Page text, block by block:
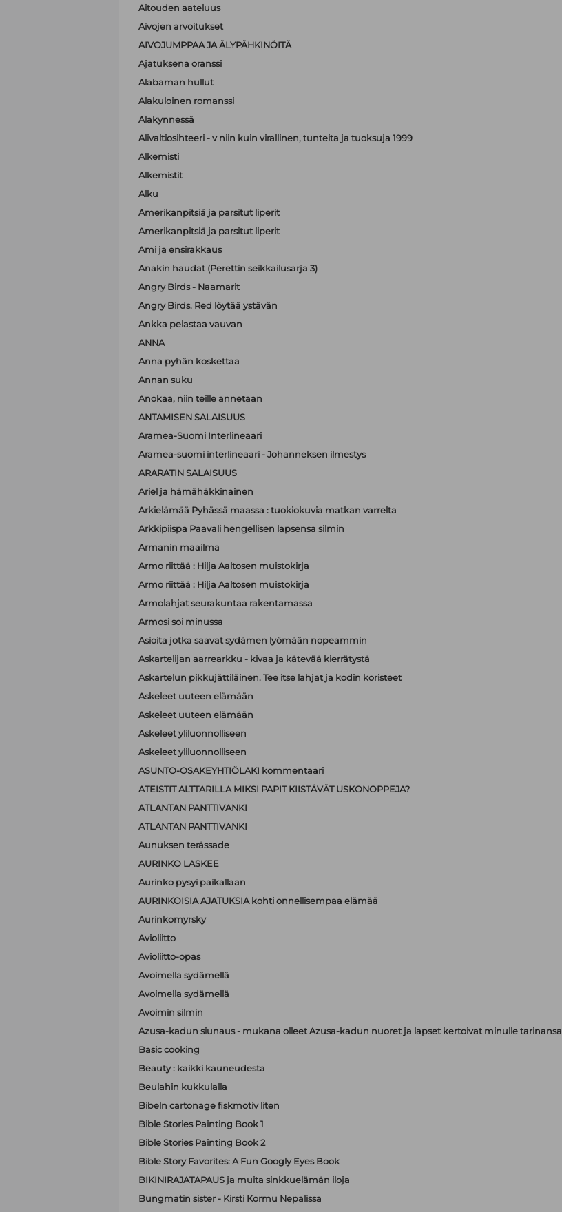
Aitouden aateluus
Aivojen arvoitukset
AIVOJUMPPAA JA ÄLYPÄHKINÖITÄ
Ajatuksena oranssi
Alabaman hullut
Alakuloinen romanssi
Alakynnessä
Alivaltiosihteeri - v niin kuin virallinen, tunteita ja tuoksuja 1999
Alkemisti
Alkemistit
Alku
Amerikanpitsiä ja parsitut liperit
Amerikanpitsiä ja parsitut liperit
Ami ja ensirakkaus
Anakin haudat (Perettin seikkailusarja 3)
Angry Birds - Naamarit
Angry Birds. Red löytää ystävän
Ankka pelastaa vauvan
ANNA
Anna pyhän koskettaa
Annan suku
Anokaa, niin teille annetaan
ANTAMISEN SALAISUUS
Aramea-Suomi Interlineaari
Aramea-suomi interlineaari - Johanneksen ilmestys
ARARATIN SALAISUUS
Ariel ja hämähäkkinainen
Arkielämää Pyhässä maassa : tuokiokuvia matkan varrelta
Arkkipiispa Paavali hengellisen lapsensa silmin
Armanin maailma
Armo riittää : Hilja Aaltosen muistokirja
Armo riittää : Hilja Aaltosen muistokirja
Armolahjat seurakuntaa rakentamassa
Armosi soi minussa
Asioita jotka saavat sydämen lyömään nopeammin
Askartelijan aarrearkku - kivaa ja kätevää kierrätystä
Askartelun pikkujättiläinen. Tee itse lahjat ja kodin koristeet
Askeleet uuteen elämään
Askeleet uuteen elämään
Askeleet yliluonnolliseen
Askeleet yliluonnolliseen
ASUNTO-OSAKEYHTIÖLAKI kommentaari
ATEISTIT ALTTARILLA MIKSI PAPIT KIISTÄVÄT USKONOPPEJA?
ATLANTAN PANTTIVANKI
ATLANTAN PANTTIVANKI
Aunuksen terässade
AURINKO LASKEE
Aurinko pysyi paikallaan
AURINKOISIA AJATUKSIA kohti onnellisempaa elämää
Aurinkomyrsky
Avioliitto
Avioliitto-opas
Avoimella sydämellä
Avoimella sydämellä
Avoimin silmin
Azusa-kadun siunaus - mukana olleet Azusa-kadun nuoret ja lapset kertoivat minulle tarinansa
Basic cooking
Beauty : kaikki kauneudesta
Beulahin kukkulalla
Bibeln cartonage fiskmotiv liten
Bible Stories Painting Book 1
Bible Stories Painting Book 2
Bible Story Favorites: A Fun Googly Eyes Book
BIKINIRAJATAPAUS ja muita sinkkuelämän iloja
Bungmatin sister - Kirsti Kormu Nepalissa